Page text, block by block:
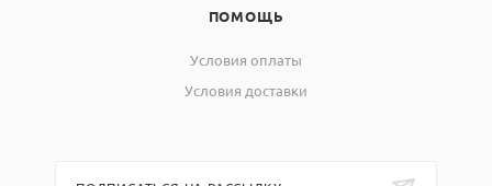
ПОМОЩЬ
Условия оплаты
Условия доставки